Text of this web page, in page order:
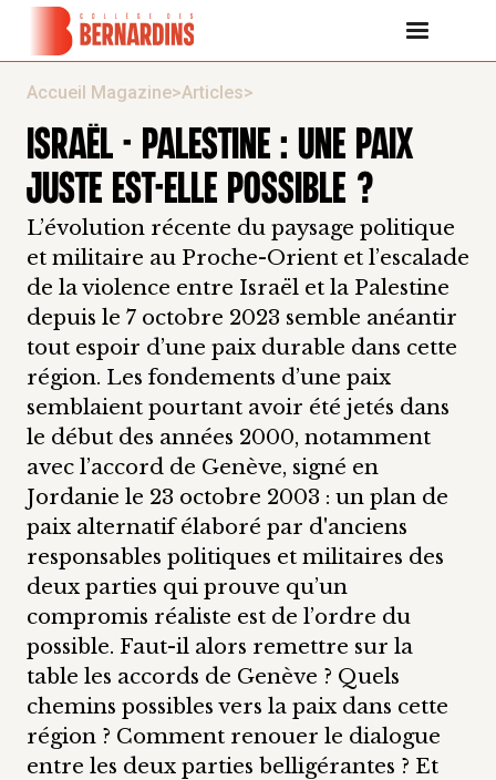
Accueil Magazine>Articles>
ISRAËL - PALESTINE : UNE PAIX
JUSTE EST-ELLE POSSIBLE ?
L’évolution récente du paysage politique
et militaire au Proche-Orient et l’escalade
de la violence entre Israël et la Palestine
depuis le 7 octobre 2023 semble anéantir
tout espoir d’une paix durable dans cette
région. Les fondements d’une paix
semblaient pourtant avoir été jetés dans
le début des années 2000, notamment
avec l’accord de Genève, signé en
Jordanie le 23 octobre 2003 : un plan de
paix alternatif élaboré par d'anciens
responsables politiques et militaires des
deux parties qui prouve qu’un
compromis réaliste est de l’ordre du
possible. Faut-il alors remettre sur la
table les accords de Genève ? Quels
chemins possibles vers la paix dans cette
région ? Comment renouer le dialogue
entre les deux parties belligérantes ? Et